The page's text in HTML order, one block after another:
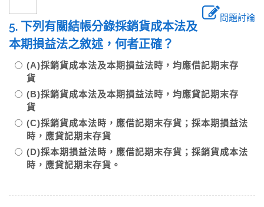
問題討論
5. 下列有關結帳分錄採銷貨成本法及
本期損益法之敘述，何者正確？
(A)採銷貨成本法及本期損益法時，均應借記期末存
貨
(B)採銷貨成本法及本期損益法時，均應貸記期末存
貨
(C)採銷貨成本法時，應借記期末存貨；採本期損益法
時，應貸記期末存貨
(D)採本期損益法時，應借記期末存貨；採銷貨成本法
時，應貸記期末存貨。